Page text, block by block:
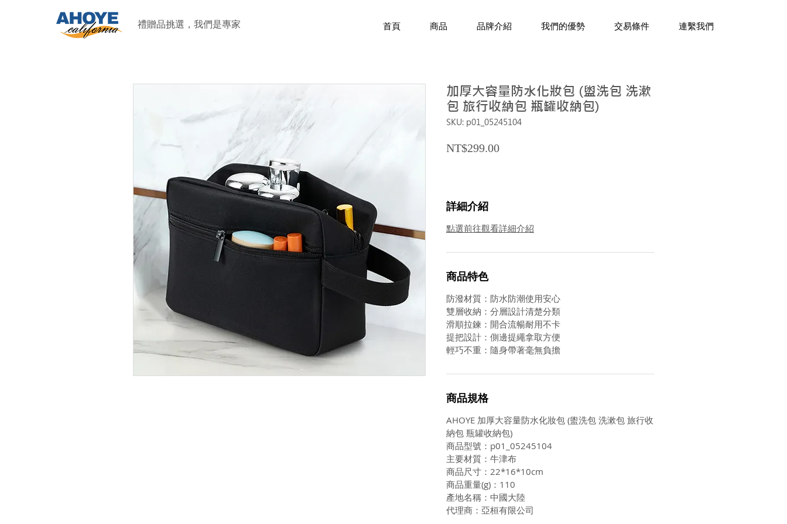
禮贈品挑選，我們是專家 首頁 商品 品牌介紹 我們的優勢 交易條件 連繫我們
加厚大容量防水化妝包 (盥洗包 洗漱
包 旅行收納包 瓶罐收納包)
SKU: p01_05245104
NT$299.00Price
詳細介紹
點選前往觀看詳細介紹
商品特色
防潑材質：防水防潮使用安心
雙層收納：分層設計清楚分類
滑順拉鍊：開合流暢耐用不卡
提把設計：側邊提繩拿取方便
輕巧不重：隨身帶著毫無負擔
商品規格
AHOYE 加厚大容量防水化妝包 (盥洗包 洗漱包 旅行收
納包 瓶罐收納包)
商品型號：p01_05245104
主要材質：牛津布
商品尺寸：22*16*10cm
商品重量(g)：110
產地名稱：中國大陸
代理商：亞桓有限公司